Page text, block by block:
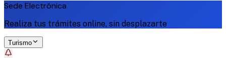
Sede Electrónica
Realiza tus trámites online, sin desplazarte
Turismo